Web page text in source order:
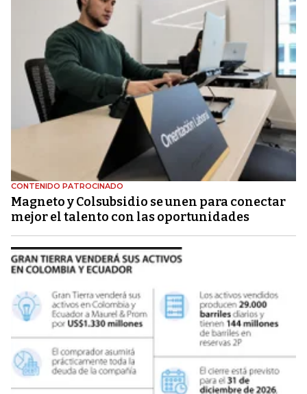
CONTENIDO PATROCINADO
Magneto y Colsubsidio se unen para conectar
mejor el talento con las oportunidades